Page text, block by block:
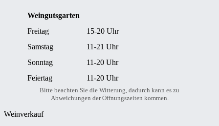
Weingutsgarten
Freitag
15-20 Uhr
Samstag
11-21 Uhr
Sonntag
11-20 Uhr
Feiertag
11-20 Uhr
Bitte beachten Sie die Witterung, dadurch kann es zu
Abweichungen der Öffnungszeiten kommen.
Weinverkauf